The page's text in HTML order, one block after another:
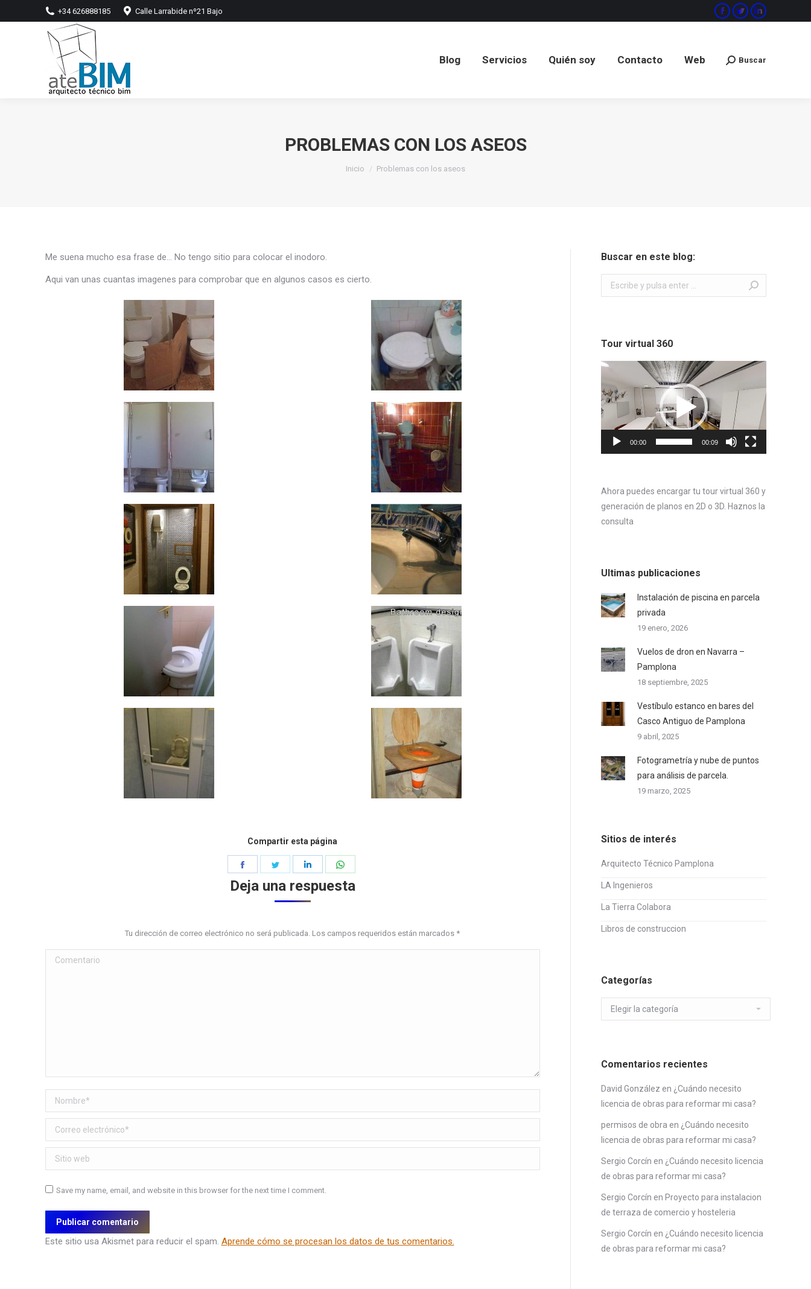
+34 626888185 Calle Larrabide nº21 Bajo
Facebook
TwitterLinkedin
Blog Servicios Quién soy Contacto Web Buscar:
Buscar
PROBLEMAS CON LOS ASEOS
Estás aquí:
Inicio Problemas con los aseos
Me suena mucho esa frase de… No tengo sitio para colocar el inodoro.
Aqui van unas cuantas imagenes para comprobar que en algunos casos es cierto.
Compartir esta página
on
Facebook
Share
on
Twitter
on
Share
on
Deja una respuesta
Tu dirección de correo electrónico no será publicada. Los campos requeridos están marcados *
Comentario
Nombre *
Correo electrónico *
Sitio web
Save my name, email, and website in this browser for the next time I comment.
Publicar comentario
Este sitio usa Akismet para reducir el spam. Aprende cómo se procesan los datos de tus comentarios.
Buscar en este blog:
Buscar:
Tour virtual 360
Reproductor
vídeo
00:00 00:09
Ahora puedes encargar tu tour virtual 360 y
generación de planos en 2D o 3D. Haznos la
consulta
Ultimas publicaciones
Instalación de piscina en parcela
privada
19 enero, 2026
Vuelos de dron en Navarra –
Pamplona
18 septiembre, 2025
Vestíbulo estanco en bares del
Casco Antiguo de Pamplona
9 abril, 2025
Fotogrametría y nube de puntos
para análisis de parcela.
19 marzo, 2025
Sitios de interés
Arquitecto Técnico Pamplona
LA Ingenieros
La Tierra Colabora
Libros de construccion
Categorías
Categorías
Comentarios recientes
David González en ¿Cuándo necesito
licencia de obras para reformar mi casa?
permisos de obra en ¿Cuándo necesito
licencia de obras para reformar mi casa?
Sergio Corcín en ¿Cuándo necesito licencia
de obras para reformar mi casa?
Sergio Corcín en Proyecto para instalacion
de terraza de comercio y hosteleria
Sergio Corcín en ¿Cuándo necesito licencia
de obras para reformar mi casa?
Blog Servicios Quién soy Contacto Web Buscar:
Buscar